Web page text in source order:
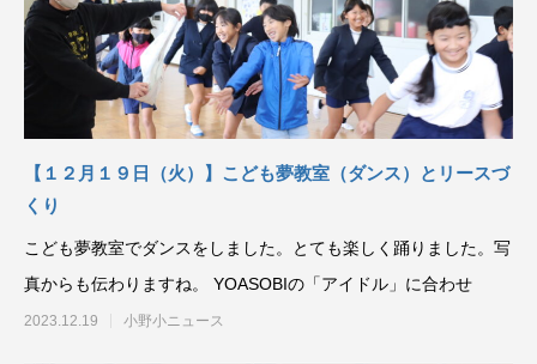
【１２月１９日（火）】こども夢教室（ダンス）とリースづ
くり
こども夢教室でダンスをしました。とても楽しく踊りました。写
真からも伝わりますね。 YOASOBIの「アイドル」に合わせ
2023.12.19 小野小ニュース